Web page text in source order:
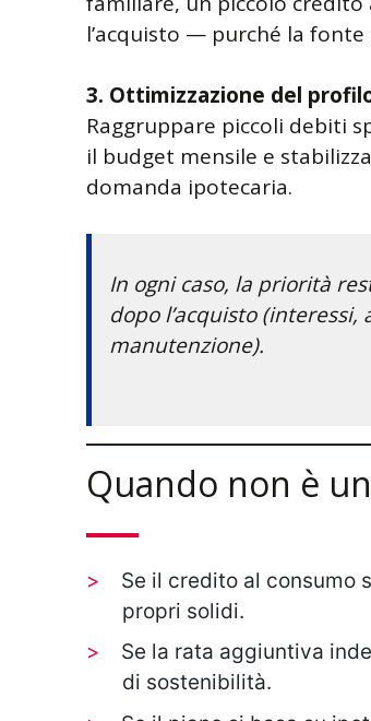
l’acquisto — purché la
3. Ottimizzazione del
Raggruppare piccoli debiti
il budget mensile e
domanda ipotecaria.
In ogni caso, la priorità
dopo l’acquisto
manutenzione).
Quando non è
Se il credito al consumo
propri solidi.
Se la rata aggiuntiva
di sostenibilità.